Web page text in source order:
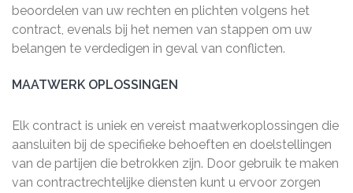
beoordelen van uw rechten en plichten volgens het
contract, evenals bij het nemen van stappen om uw
belangen te verdedigen in geval van conflicten.
MAATWERK OPLOSSINGEN
Elk contract is uniek en vereist maatwerkoplossingen die
aansluiten bij de specifieke behoeften en doelstellingen
van de partijen die betrokken zijn. Door gebruik te maken
van contractrechtelijke diensten kunt u ervoor zorgen